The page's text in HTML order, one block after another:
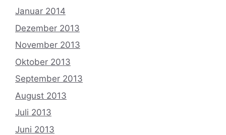
Januar 2014
Dezember 2013
November 2013
Oktober 2013
September 2013
August 2013
Juli 2013
Juni 2013